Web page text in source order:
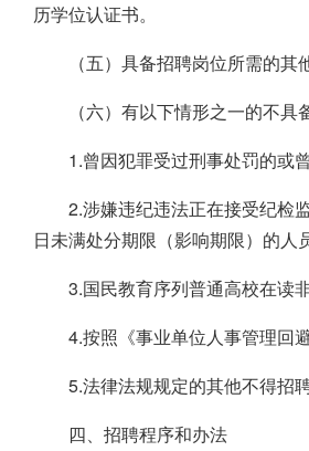
历学位认证书。
（五）具备招聘岗位所需的其
（六）有以下情形之一的不具
1.曾因犯罪受过刑事处罚的或
2.涉嫌违纪违法正在接受纪检
日未满处分期限（影响期限）的人员
3.国民教育序列普通高校在读
4.按照《事业单位人事管理回
5.法律法规规定的其他不得招
四、招聘程序和办法